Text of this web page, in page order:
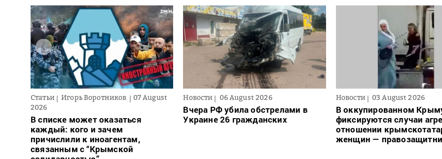
Статьи Игорь Воротников
07 August
2026
В списке может оказаться
каждый: кого и зачем
причислили к иноагентам,
связанным с “Крымской
Новости 06 August 2026
Вчера РФ убила обстрелами в
Украине 26 гражданских
Новости 03 August 2026
В оккупированном
фиксируются случаи
отношении
женщин —